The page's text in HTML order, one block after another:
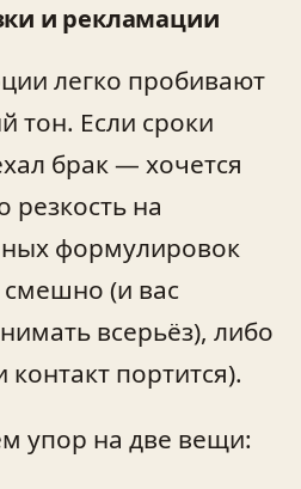
и рекламации
легко пробивают
тон. Если сроки
брак — хочется
резкость на
формулировок
смешно (и вас
всерьёз), либо
портится).
упор на две вещи: